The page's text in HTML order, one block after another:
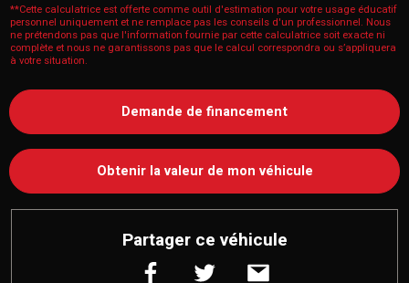
**Cette calculatrice est offerte comme outil d'estimation pour votre usage éducatif
personnel uniquement et ne remplace pas les conseils d'un professionnel. Nous
ne prétendons pas que l'information fournie par cette calculatrice soit exacte ni
complète et nous ne garantissons pas que le calcul correspondra ou s’appliquera
à votre situation.
Demande de financement
Obtenir la valeur de mon véhicule
Partager ce véhicule